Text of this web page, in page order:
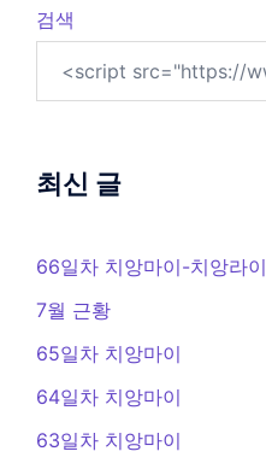
검색
최신 글
66일차 치앙마이-치앙라이
7월 근황
65일차 치앙마이
64일차 치앙마이
63일차 치앙마이